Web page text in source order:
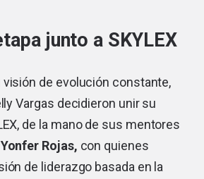
junto a SKYLEX
visión de evolución constante,
Vargas decidieron unir su
de la mano de sus mentores
Yonfer Rojas, con quienes
de liderazgo basada en la